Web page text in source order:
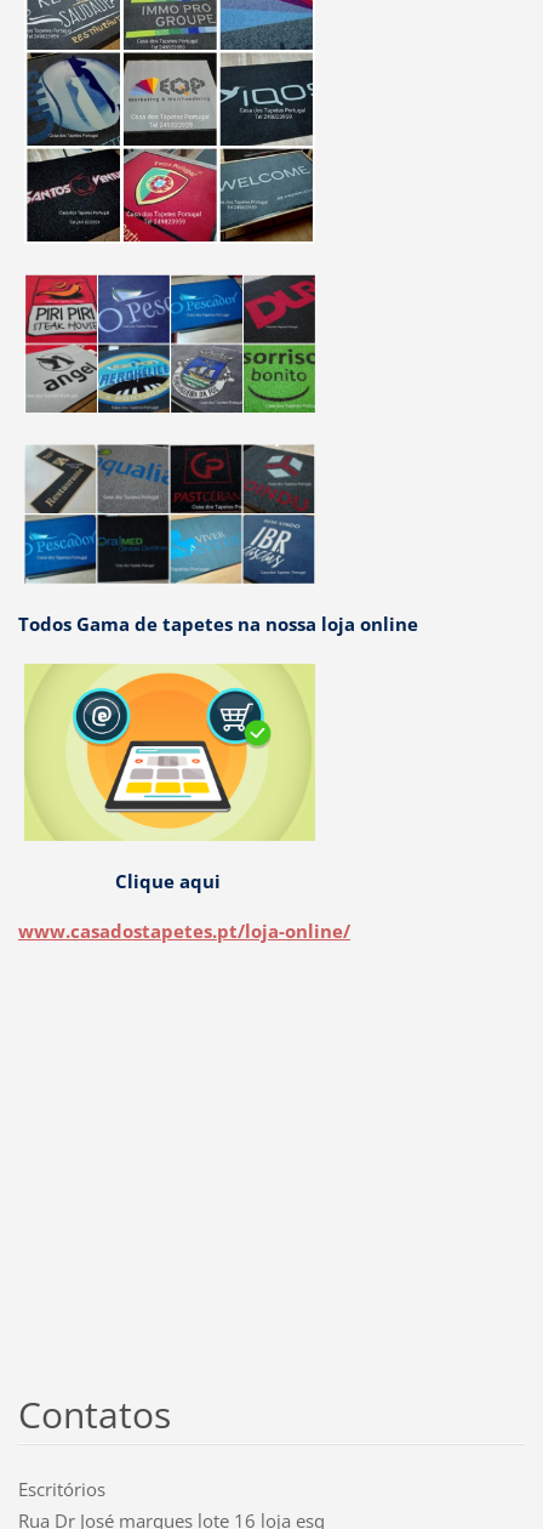
Todos Gama de tapetes na nossa loja online
Clique aqui
www.casadostapetes.pt/loja-online/
Contatos
Escritórios
Rua Dr José marques lote 16 loja esq